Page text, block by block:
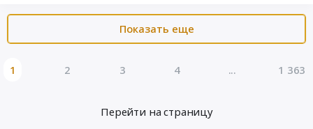
Показать еще
1 2 3 4 ... 1 363
Перейти на страницу